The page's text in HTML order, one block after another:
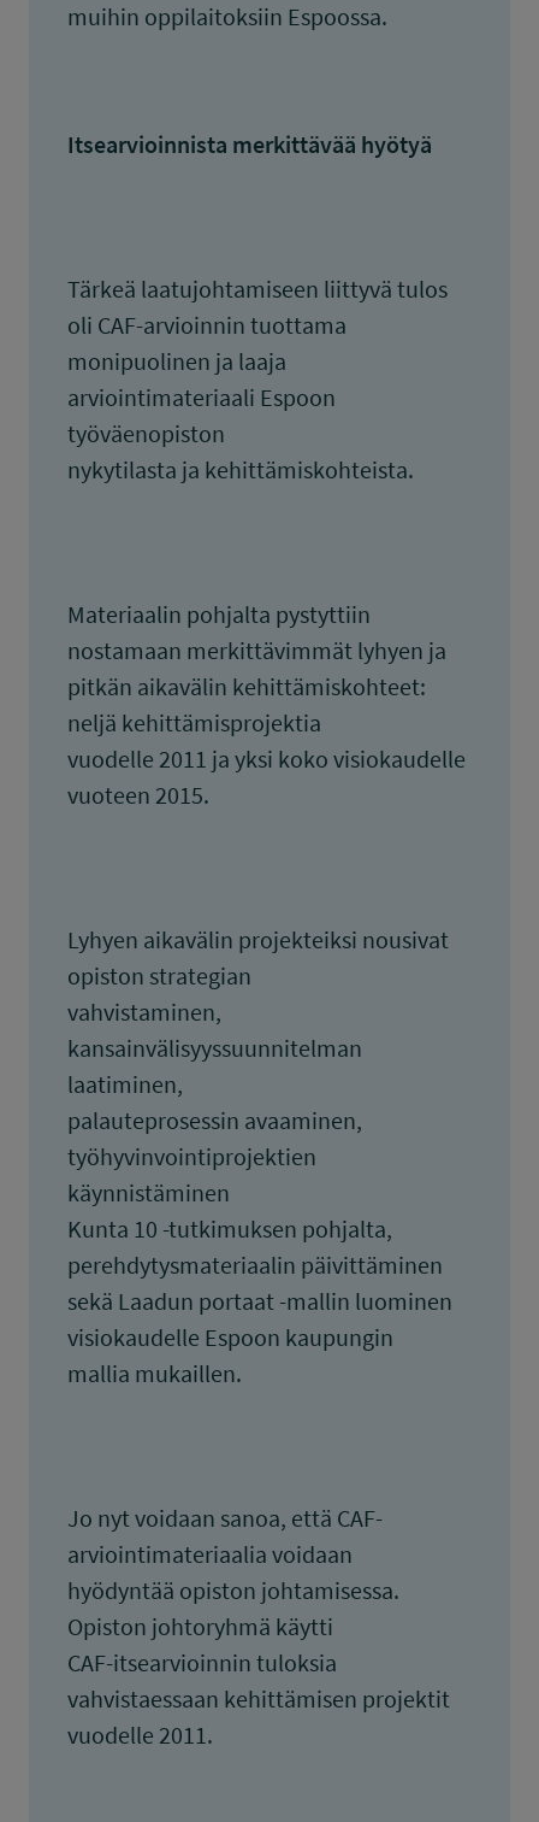
muihin oppilaitoksiin Espoossa.
Itsearvioinnista merkittävää hyötyä
Tärkeä laatujohtamiseen liittyvä tulos
oli CAF-arvioinnin tuottama
monipuolinen ja laaja
arviointimateriaali Espoon
työväenopiston
nykytilasta ja kehittämiskohteista.
Materiaalin pohjalta pystyttiin
nostamaan merkittävimmät lyhyen ja
pitkän aikavälin kehittämiskohteet:
neljä kehittämisprojektia
vuodelle 2011 ja yksi koko visiokaudelle
vuoteen 2015.
Lyhyen aikavälin projekteiksi nousivat
opiston strategian
vahvistaminen,
kansainvälisyyssuunnitelman
laatiminen,
palauteprosessin avaaminen,
työhyvinvointiprojektien
käynnistäminen
Kunta 10 -tutkimuksen pohjalta,
perehdytysmateriaalin päivittäminen
sekä Laadun portaat -mallin luominen
visiokaudelle Espoon kaupungin
mallia mukaillen.
Jo nyt voidaan sanoa, että CAF-
arviointimateriaalia voidaan
hyödyntää opiston johtamisessa.
Opiston johtoryhmä käytti
CAF-itsearvioinnin tuloksia
vahvistaessaan kehittämisen projektit
vuodelle 2011.